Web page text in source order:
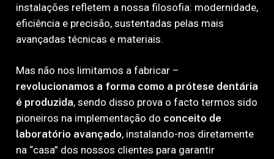
instalações refletem a nossa filosofia: modernidade,
eficiência e precisão, sustentadas pelas mais
avançadas técnicas e materiais.
Mas não nos limitamos a fabricar –
revolucionamos a forma como a prótese dentária
é produzida, sendo disso prova o facto termos sido
pioneiros na implementação do conceito de
laboratório avançado, instalando-nos diretamente
na “casa” dos nossos clientes para garantir